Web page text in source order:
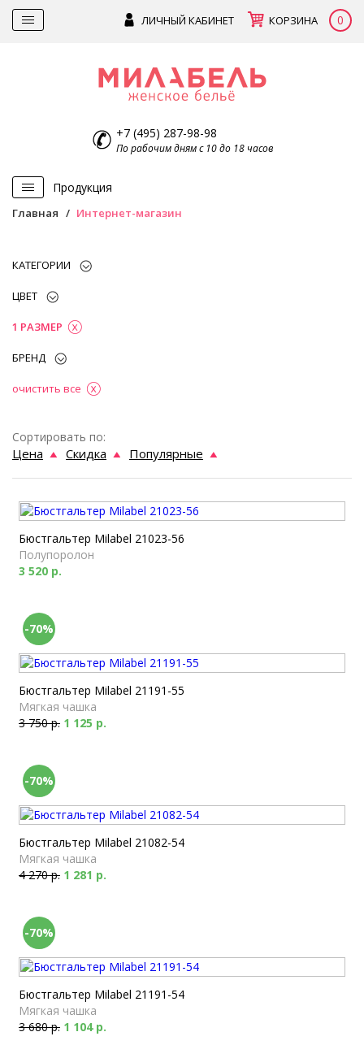
ЛИЧНЫЙ КАБИНЕТ КОРЗИНА 0
+7 (495) 287-98-98
По рабочим дням с 10 до 18 часов
Продукция
Главная Интернет-магазин
КАТЕГОРИИ
ЦВЕТ
1 РАЗМЕР
БРЕНД
очистить все
Сортировать по:
Цена Скидка Популярные
Бюстгальтер Milabel 21023-56
Полупоролон
3 520 р.
-70%
Бюстгальтер Milabel 21191-55
Мягкая чашка
3 750 р. 1 125 р.
-70%
Бюстгальтер Milabel 21082-54
Мягкая чашка
4 270 р. 1 281 р.
-70%
Бюстгальтер Milabel 21191-54
Мягкая чашка
3 680 р. 1 104 р.